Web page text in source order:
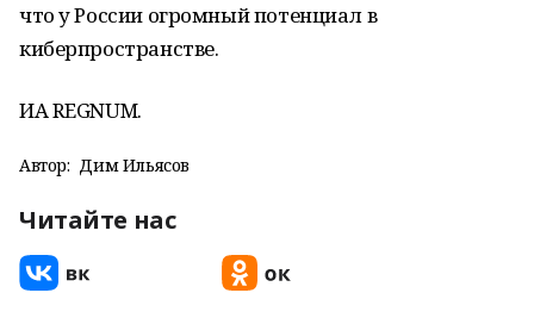
что у России огромный потенциал в
киберпространстве.
ИА REGNUM.
Автор: Дим Ильясов
Читайте нас